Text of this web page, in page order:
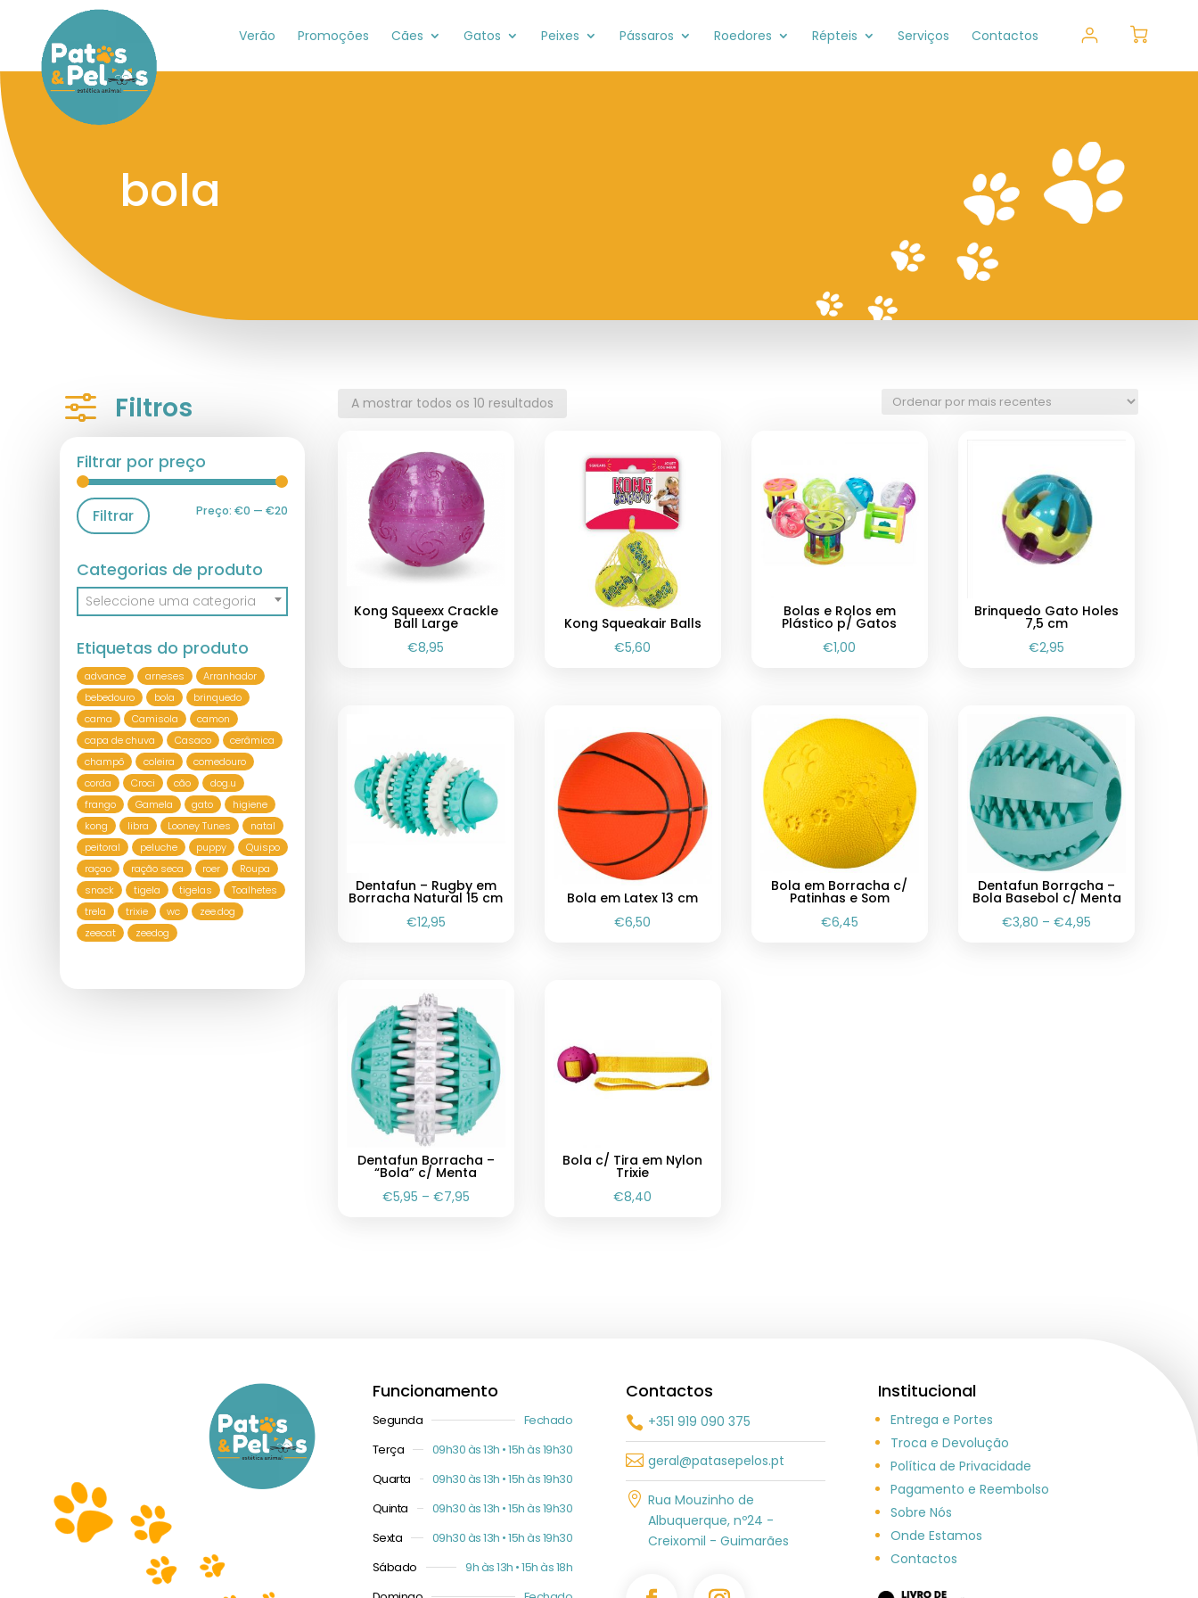
Verão Promoções Cães Gatos Peixes Pássaros Roedores Répteis Serviços Contactos
bola
f Filtros
Filtrar por preço
Filtrar Preço:€0 —€20
Categorias de produto
Seleccione uma categoria
Etiquetas do produto
advance arneses
Arranhador
bebedouro
bola
brinquedo
cama
Camisola
camon
capa de chuva
Casaco
cerâmica
champô
coleira
comedouro
corda
Croci cão
dog.u
frango
Gamela gato
higiene
kong
libra Looney Tunes
natal
peitoral
peluche puppy
Quispo
raçao
ração seca roer
Roupa
snack
tigela tigelas
Toalhetes
trela
trixie wc
zee.dog
zeecat
zeedog
A mostrar todos os 10 resultados
Kong Squeexx Crackle
Ball Large
€8,95
Kong Squeakair Balls
€5,60
Bolas e Rolos em
Plástico p/ Gatos
€1,00
Brinquedo Gato Holes
7,5 cm
€2,95
Dentafun – Rugby em
Borracha Natural 15 cm
€12,95
Bola em Latex 13 cm
€6,50
Bola em Borracha c/
Patinhas e Som
€6,45
Dentafun Borracha –
Bola Basebol c/ Menta
€3,80 –€4,95
Dentafun Borracha –
“Bola” c/ Menta
€5,95 – €7,95
Bola c/ Tira em Nylon
Trixie
€8,40
Funcionamento
Segunda
Fechado
Terça
09h30 às 13h • 15h às 19h30
Quarta
09h30 às 13h • 15h às 19h30
Quinta
09h30 às 13h • 15h às 19h30
Sexta
09h30 às 13h • 15h às 19h30
Sábado
9h às 13h • 15h às 18h
Contactos
 +351 919 090 375
 geral@patasepelos.pt
 Rua Mouzinho de
Albuquerque, nº24 -
Creixomil - Guimarães
Institucional
Entrega e Portes
Troca e Devolução
Política de Privacidade
Pagamento e Reembolso
Sobre Nós
Onde Estamos
Contactos